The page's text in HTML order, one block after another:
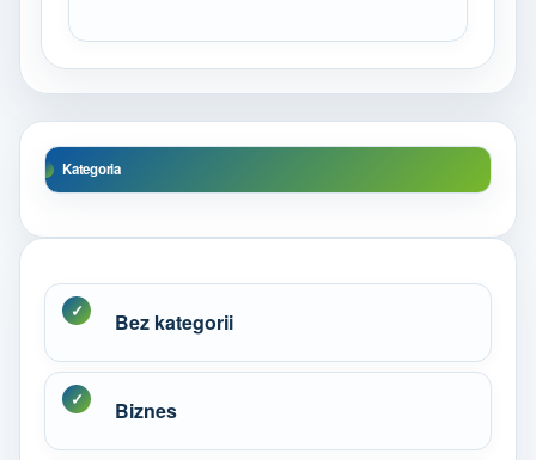
Kategoria
Bez kategorii
Biznes